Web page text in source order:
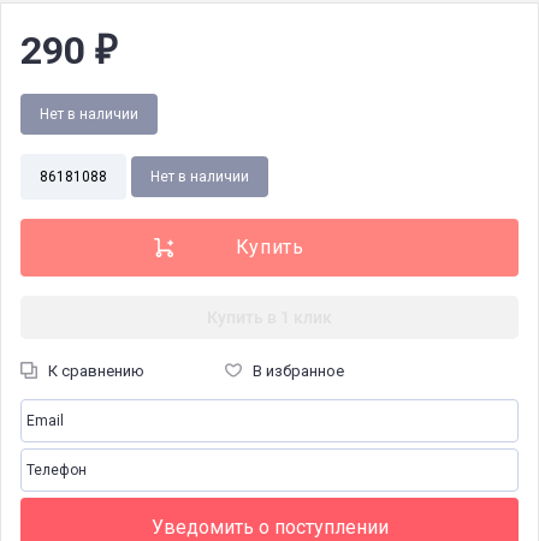
290 ₽
Нет в наличии
86181088 Нет в наличии
К сравнению В избранное
Уведомить о поступлении